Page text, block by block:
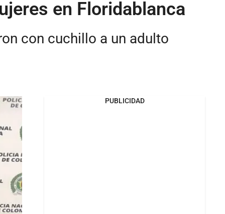
en Floridablanca
con cuchillo a un adulto
PUBLICIDAD